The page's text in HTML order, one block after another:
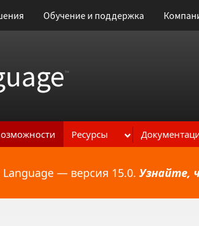
Обучение и поддержка
™
Ресурсы
— версия 15.0. Узнайте,